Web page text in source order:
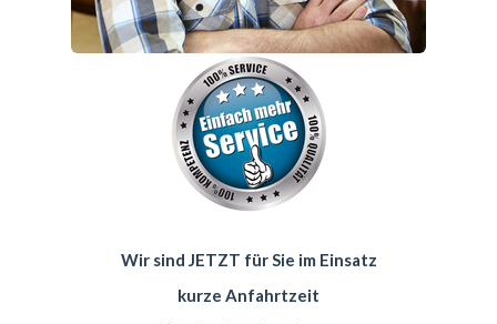
Wir sind JETZT für Sie im Einsatz
kurze Anfahrtzeit